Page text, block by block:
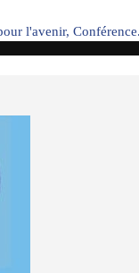
l'avenir,